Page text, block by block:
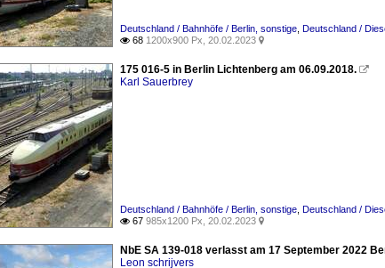
Deutschland / Bahnhöfe / Berlin, sonstige Deutschland /
 68 1200x900 Px, 20.02.2023 
175 016-5 in Berlin Lichtenberg am 06.09.2018. 
Karl Sauerbrey
Deutschland / Bahnhöfe / Berlin, sonstige Deutschland /
 67 985x1200 Px, 20.02.2023 
NbE SA 139-018 verlasst am 17 September 2022
Leon schrijvers